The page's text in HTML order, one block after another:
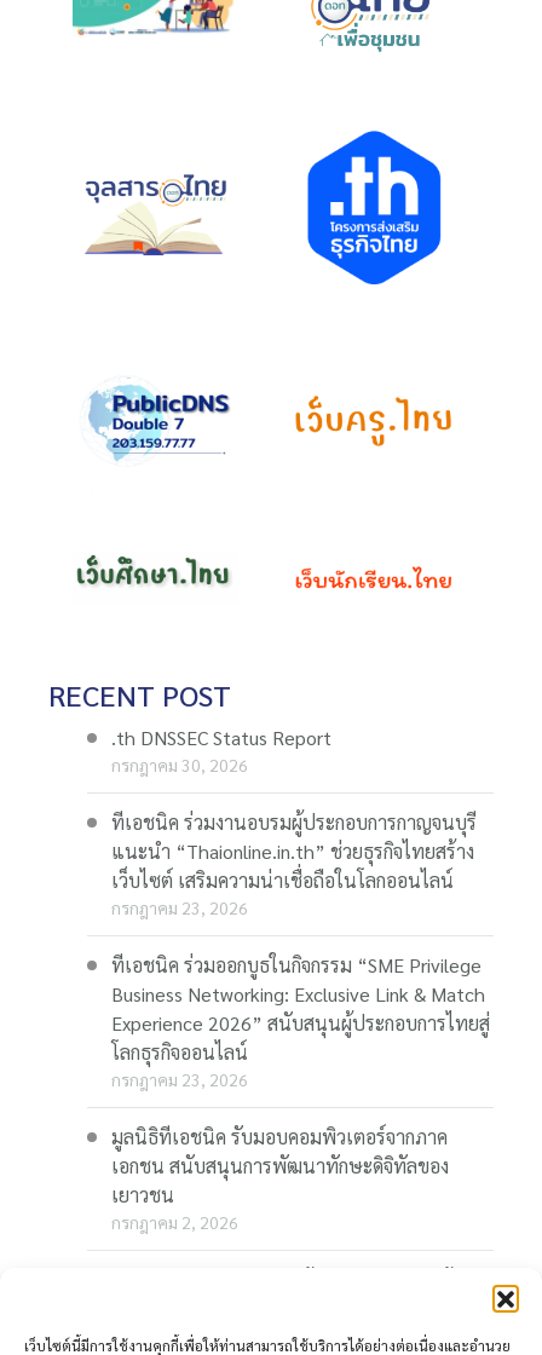
เว็บไซต์นี้มีการใช้งานคุกกี้เพื่อให้ท่านสามารถใช้บริการได้อย่างต่อเนื่องและอำนวย
RECENT POST
.th DNSSEC Status Report
กรกฎาคม 30, 2026
ทีเอชนิค ร่วมงานอบรมผู้ประกอบการกาญจนบุรี
แนะนำ “Thaionline.in.th” ช่วยธุรกิจไทยสร้าง
เว็บไซต์ เสริมความน่าเชื่อถือในโลกออนไลน์
กรกฎาคม 23, 2026
ทีเอชนิค ร่วมออกบูธในกิจกรรม “SME Privilege
Business Networking: Exclusive Link & Match
Experience 2026” สนับสนุนผู้ประกอบการไทยสู่
โลกธุรกิจออนไลน์
กรกฎาคม 23, 2026
มูลนิธิทีเอชนิค รับมอบคอมพิวเตอร์จากภาค
เอกชน สนับสนุนการพัฒนาทักษะดิจิทัลของ
เยาวชน
กรกฎาคม 2, 2026
Business: AI พลิกเกมธุรกิจ สร้างโอกาสใหม่ใน